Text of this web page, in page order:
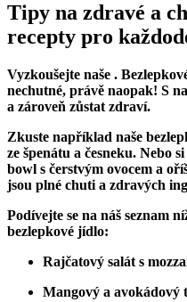
Tipy na zdravé a
recepty pro
Vyzkoušejte naše .
nechutné, právě naopak! S
a zároveň zůstat zdraví.
Zkuste například naše
ze špenátu a česneku. Nebo
bowl s čerstvým ovocem a
jsou plné chuti a zdravých
Podívejte se na náš seznam
bezlepkové jídlo:
Rajčatový salát s
Mangový a avokádový